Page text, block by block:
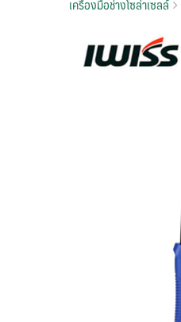
เครื่องมือช่างโซล่าเซลล์